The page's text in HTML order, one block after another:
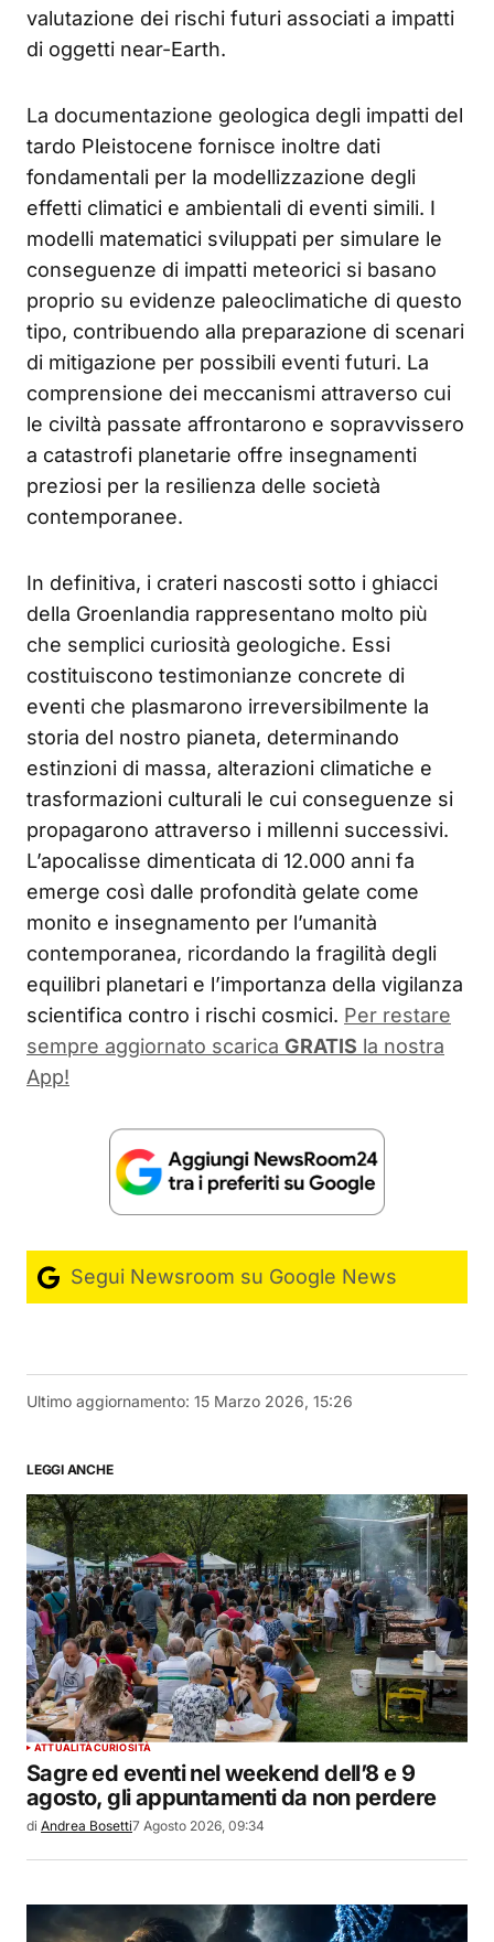
valutazione dei rischi futuri associati a impatti
di oggetti near-Earth.
La documentazione geologica degli impatti del
tardo Pleistocene fornisce inoltre dati
fondamentali per la modellizzazione degli
effetti climatici e ambientali di eventi simili. I
modelli matematici sviluppati per simulare le
conseguenze di impatti meteorici si basano
proprio su evidenze paleoclimatiche di questo
tipo, contribuendo alla preparazione di scenari
di mitigazione per possibili eventi futuri. La
comprensione dei meccanismi attraverso cui
le civiltà passate affrontarono e sopravvissero
a catastrofi planetarie offre insegnamenti
preziosi per la resilienza delle società
contemporanee.
In definitiva, i crateri nascosti sotto i ghiacci
della Groenlandia rappresentano molto più
che semplici curiosità geologiche. Essi
costituiscono testimonianze concrete di
eventi che plasmarono irreversibilmente la
storia del nostro pianeta, determinando
estinzioni di massa, alterazioni climatiche e
trasformazioni culturali le cui conseguenze si
propagarono attraverso i millenni successivi.
L’apocalisse dimenticata di 12.000 anni fa
emerge così dalle profondità gelate come
monito e insegnamento per l’umanità
contemporanea, ricordando la fragilità degli
equilibri planetari e l’importanza della vigilanza
scientifica contro i rischi cosmici. Per restare
sempre aggiornato scarica GRATIS la nostra
App!
Segui Newsroom su Google News
Ultimo aggiornamento: 15 Marzo 2026, 15:26
LEGGI ANCHE
ATTUALITÀCURIOSITÀ
Sagre ed eventi nel weekend dell’8 e 9
agosto, gli appuntamenti da non perdere
di Andrea Bosetti7 Agosto 2026, 09:34